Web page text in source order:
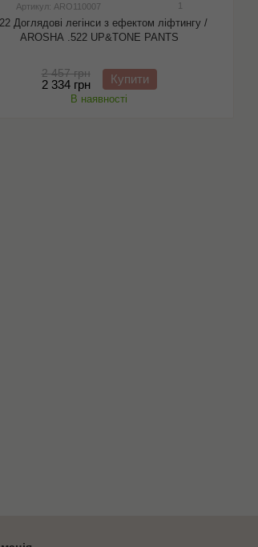
Артикул: ARO110007 1
Доглядові легінси з ефектом ліфтингу /
AROSHA .522 UP&TONE PANTS
2 457 грн
2 334 грн Купити
В наявності